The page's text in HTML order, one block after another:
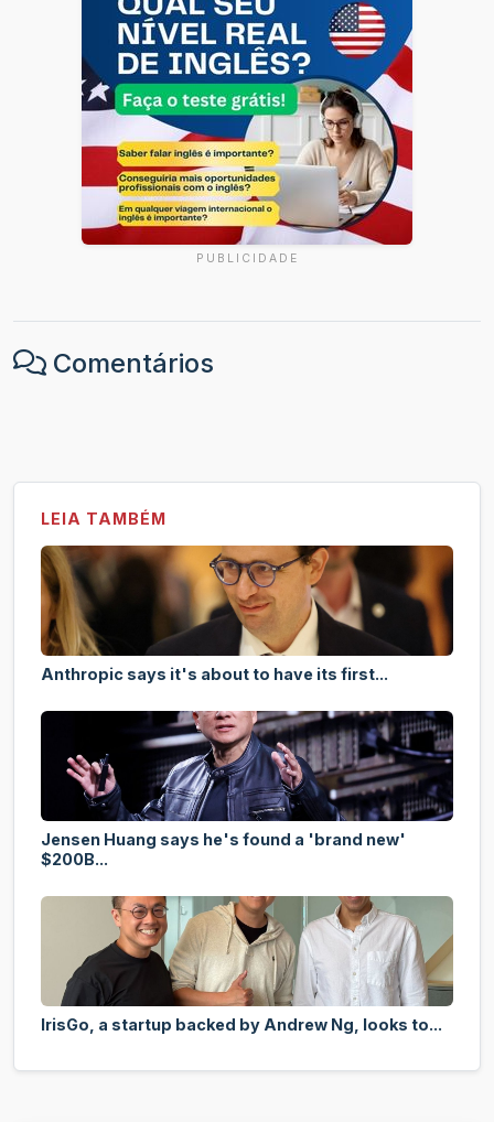
PUBLICIDADE
Comentários
LEIA TAMBÉM
Anthropic says it's about to have its first...
Jensen Huang says he's found a 'brand new'
$200B...
IrisGo, a startup backed by Andrew Ng, looks to...